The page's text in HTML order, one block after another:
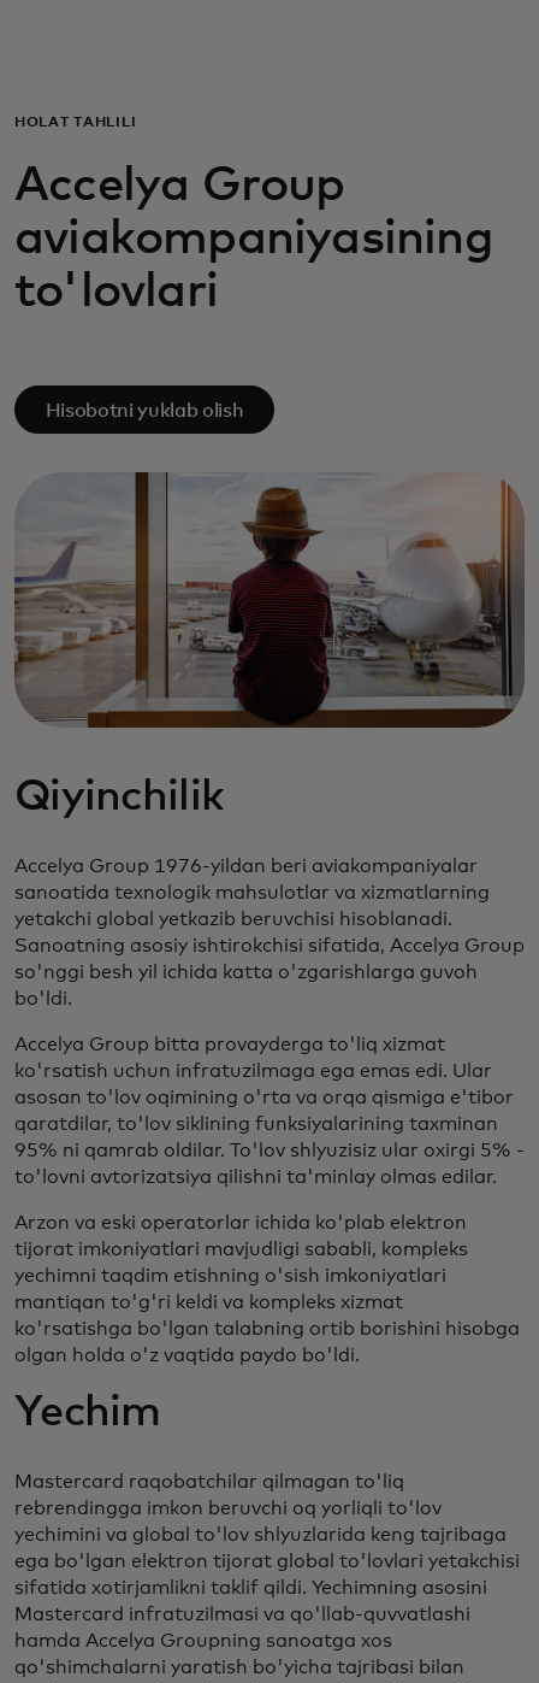
Biznes uchun
Butun dunyo uchun
Innovatorlar uchun
HOLAT TAHLILI
Accelya Group
aviakompaniyasining
to'lovlari
Hisobotni yuklab olish
Qiyinchilik
Accelya Group 1976-yildan beri aviakompaniyalar
sanoatida texnologik mahsulotlar va xizmatlarning
yetakchi global yetkazib beruvchisi hisoblanadi.
Sanoatning asosiy ishtirokchisi sifatida, Accelya Group
so'nggi besh yil ichida katta o'zgarishlarga guvoh
bo'ldi.
Accelya Group bitta provayderga to'liq xizmat
ko'rsatish uchun infratuzilmaga ega emas edi. Ular
asosan to'lov oqimining o'rta va orqa qismiga e'tibor
qaratdilar, to'lov siklining funksiyalarining taxminan
95% ni qamrab oldilar. To'lov shlyuzisiz ular oxirgi 5% -
to'lovni avtorizatsiya qilishni ta'minlay olmas edilar.
Arzon va eski operatorlar ichida ko'plab elektron
tijorat imkoniyatlari mavjudligi sababli, kompleks
yechimni taqdim etishning o'sish imkoniyatlari
mantiqan to'g'ri keldi va kompleks xizmat
ko'rsatishga bo'lgan talabning ortib borishini hisobga
olgan holda o'z vaqtida paydo bo'ldi.
Yechim
Mastercard raqobatchilar qilmagan to'liq
rebrendingga imkon beruvchi oq yorliqli to'lov
yechimini va global to'lov shlyuzlarida keng tajribaga
ega bo'lgan elektron tijorat global to'lovlari yetakchisi
sifatida xotirjamlikni taklif qildi. Yechimning asosini
Mastercard infratuzilmasi va qo'llab-quvvatlashi
hamda Accelya Groupning sanoatga xos
qo'shimchalarni yaratish bo'yicha tajribasi bilan